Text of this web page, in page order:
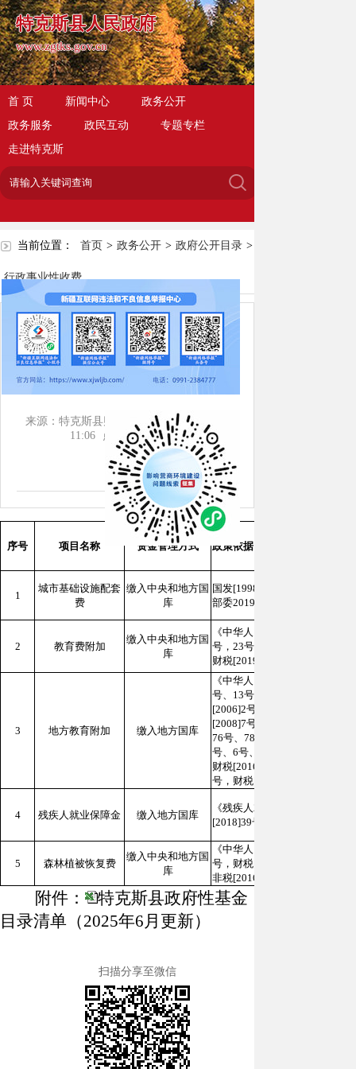
特克斯县人民政府
www.zgtks.gov.cn
首 页 新闻中心
政务公开
政务服务
政民互动
专题专栏
走进特克斯
当前位置： 首页 > 政务公开 > 政府公开目录 >
行政事业性收费
特克斯县政府性基金目录清单
（2025年6月更新）
来源：特克斯县财政局
日期：2025-06-30
11:06
点击：[ 1546 次]
序号 项目名称 资金管理方式 政策依据
1
城市基础设施配套
费
缴入中央和地方国
库
国发[1998]34号，财综函
部委2019年第76号公告，新政
2 教育费附加
缴入中央和地方国
库
《中华人民共和国教育法》，
号，23号，财综[2007]53号，
财税[2019]13号，财税
3 地方教育附加 缴入地方国库
《中华人民共和国教育法》，
号、13号、14号、15号、16号
[2006]2号、61号，财综函
[2008]7号，财综函[2010]2号
76号、78号、79号、80号，财
号、6号、7号、8号、9号、10
财税[2016]12号，财税
号，财税[2019]46号，新政发
4 残疾人就业保障金 缴入地方国库
《残疾人就业条例》，财税
[2018]39号，2019年公告第98
5 森林植被恢复费
缴入中央和地方国
库
《中华人民共和国森林法》，
号，财税[2015]122号，财税
非税[2016]22号
附件：
特克斯县政府性基金
目录清单（2025年6月更新）
扫描分享至微信